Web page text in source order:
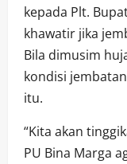
kepada Plt.
khawatir jika
Bila dimusim
kondisi
itu.
“Kita akan
PU Bina Marga